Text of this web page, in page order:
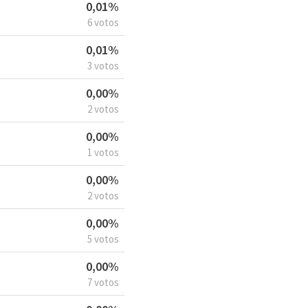
0,01%
6 votos
0,01%
3 votos
0,00%
2 votos
0,00%
1 votos
0,00%
2 votos
0,00%
5 votos
0,00%
7 votos